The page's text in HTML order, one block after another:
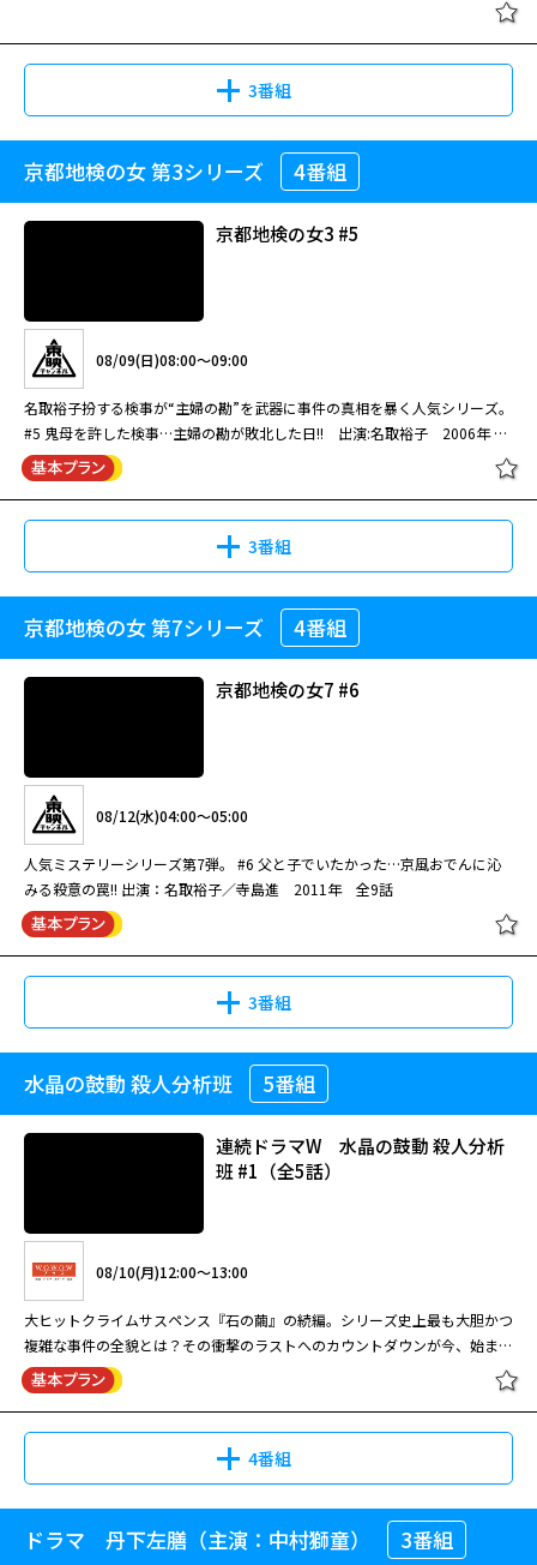
東野圭吾原作、福山雅治主演のミステリードラマ。変人天才物理学者が難事
閉じる
[HV]ガリレオ（2013）【一挙】#5-
8
08/09(日)15:05～18:50
東野圭吾原作、福山雅治主演のミステリードラマの続編。変人天才物理学者
08/09(日)18:50～21:45
東野圭吾原作、福山雅治主演のミステリードラマの続編。変人天才物理学者
閉じる
3番組
盤上の向日葵
若き天才棋士は、なぜ殺人の容疑者となったのか？ 柚月裕子のベストセラ
ー小説を坂口健太郎と渡辺謙ら豪華キャストで映画化。将棋盤を挟んで交錯
する男たちの宿命を描く。
08/14(金)17:45～20:00
若き天才棋士は、なぜ殺人の容疑者となったのか？ 柚月裕子のベストセラ
08/08(土)20:00～22:15
若き天才棋士は、なぜ殺人の容疑者となったのか？ 柚月裕子のベストセラ
メガヒット劇場 「盤上の向日葵」放
送記念！珠玉のヒューマンミステリ
ー特集 盤上の向日葵
若き天才棋士は、なぜ殺人の容疑者となったのか？ 柚月裕子のベストセラ
ー小説を坂口健太郎と渡辺謙ら豪華キャストで映画化。将棋盤を挟んで交錯
する男たちの宿命を描く。 主題歌：サザンオールスターズ（「暮れゆく街
のふたり」） 「孤狼の血」の柚月裕子による同名小説を原作にしたヒュー
マンミステリー。「君に届け」など心理描写にたけた熊澤尚人監督が、昭和
から平成の激動の時代を背景に、ひとりの棋士の光と闇を骨太に描き出す。
坂口が過酷な宿命に抗う天才棋士役を体現すれば、一方で伝説の真剣師（賭
け将棋の指し手）役を演じる渡辺が圧倒的な存在感を見せる。魂をぶつけ合
うような２人の演技合戦が見ものだ。さらに事件を追う刑事役の佐々木蔵之
介、物語の鍵を握る女性役を演じた土屋太鳳ら豪華共演陣が緊迫感あふれる
物語を盛り上げる。 山中で身元不明の白骨死体が発見された。手掛かり
は、遺体とともに埋められていた“７組しか現存しない希少な将棋の駒”。事
件を追う石破刑事は、埋められた駒を所持していたのが将棋界を席巻する異
京都地検の女 第3シリーズ 4番組
京都地検の女3 #5
08/09(日)08:00～09:00
名取裕子扮する検事が“主婦の勘”を武器に事件の真相を暴く人気シリーズ。
#5 鬼母を許した検事…主婦の勘が敗北した日!! 出演:名取裕子 2006年 全
8話
3番組
京都地検の女3 #5
名取裕子扮する検事が“主婦の勘”を武器に事件の真相を暴く人気シリーズ。
#5 鬼母を許した検事…主婦の勘が敗北した日!! 出演:名取裕子 2006年 全
8話
08/09(日)09:00～10:00
名取裕子扮する検事が“主婦の勘”を武器に事件の真相を暴く人気シリーズ。
08/16(日)08:00～09:00
名取裕子扮する検事が“主婦の勘”を武器に事件の真相を暴く人気ミステリー
事として武器は、法律知識などではない。TVのワイドショーや井戸端会議
の会話にあったりする。そんな彼女が、京都の街を主婦感覚で闊歩し、女検
京都地検の女3[終] #8
京都地検の女 第7シリーズ 4番組
京都地検の女7 #6
08/12(水)04:00～05:00
人気ミステリーシリーズ第7弾。 #6 父と子でいたかった…京風おでんに沁
みる殺意の罠!! 出演：名取裕子／寺島進 2011年 全9話
3番組
京都地検の女7 #6
みる殺意の罠!! 出演：名取裕子／寺島進 2011年 全9話
08/12(水)05:00～06:00
人気ミステリーシリーズ第7弾。 #7 殺人直後に出会った男女！ひとりは、
水晶の鼓動 殺人分析班 5番組
連続ドラマW 水晶の鼓動 殺人分析
班 #1（全5話）
08/10(月)12:00～13:00
大ヒットクライムサスペンス『石の繭』の続編。シリーズ史上最も大胆かつ
複雑な事件の全貌とは？その衝撃のラストへのカウントダウンが今、始ま
る！（全5話）
4番組
連続ドラマW 水晶の鼓動 殺人分析
ドラマ 丹下左膳（主演：中村獅童） 3番組